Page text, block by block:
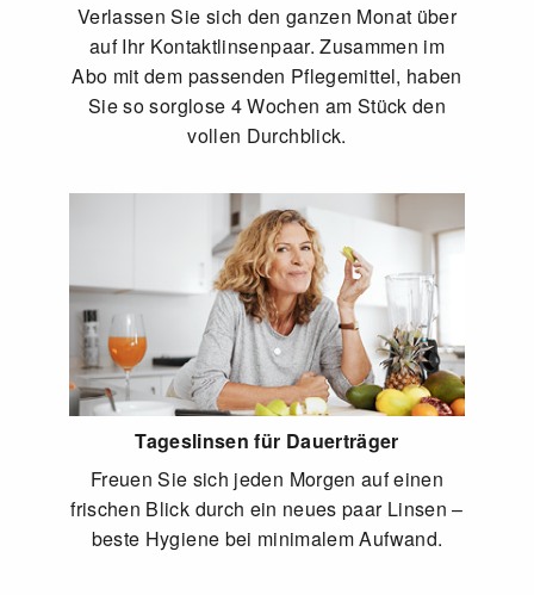
Verlassen Sie sich den ganzen Monat über
auf Ihr Kontaktlinsenpaar. Zusammen im
Abo mit dem passenden Pflegemittel, haben
Sie so sorglose 4 Wochen am Stück den
vollen Durchblick.
Tageslinsen für Dauerträger
Freuen Sie sich jeden Morgen auf einen
frischen Blick durch ein neues paar Linsen –
beste Hygiene bei minimalem Aufwand.